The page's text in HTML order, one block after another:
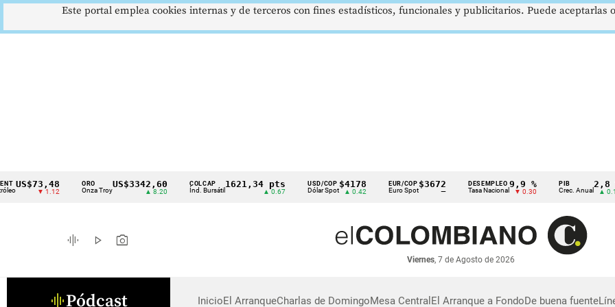
Cintillo
indicadores
económicos
US$73,48
▼ 1.12 Onza Troy
US$3342,60
▲ 8.20
COLCAP
Índ. Bursátil
1621,34 pts
▲ 0.67
USD/COP
Dólar Spot
$4178
▲ 0.42
EUR/COP
Euro Spot
$3672 DESEMPLEO
Tasa Nacional
9,9 %
▼ 0.30 Crec. Anual
2,8 %
▲ 0.10
graphic_eq play_arrow photo_camera
Viernes, 7 de Agosto de 2026
graphic_eqPódcast InicioEl ArranqueCharlas de DomingoMesa Central El Arranque a FondoDe buena fuente
Este portal emplea cookies internas y de terceros con fines estadísticos, funcionales y publicitarios. Puede aceptarlas